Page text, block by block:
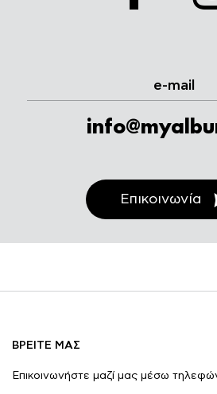
e-mail
Επικοινωνία
ΒΡΕΙΤΕ ΜΑΣ
Επικοινωνήστε μαζί μας μέσω